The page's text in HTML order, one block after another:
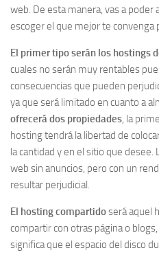
web. De esta manera, vas a
escoger el que mejor te convenga
El primer tipo serán los hostings
cuales no serán muy rentables
consecuencias que pueden
ya que será limitado en cuanto a
ofrecerá dos propiedades, la
hosting tendrá la libertad de
la cantidad y en el sitio que desee.
web sin anuncios, pero con un
resultar perjudicial.
El hosting compartidoserá aquel
compartir con otras página o
significa que el espacio del disco